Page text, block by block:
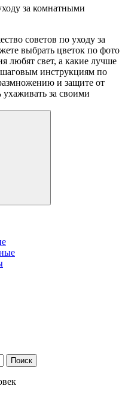
за комнатными
советов по уходу за
выбрать цветок по фото
любят свет, а какие лучше
инструкциям по
и защите от
ухаживать за своими